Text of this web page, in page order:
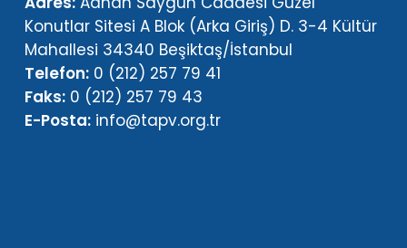
Konutlar Sitesi A Blok (Arka Giriş) D. 3-4 Kültür
Mahallesi 34340 Beşiktaş/İstanbul
Telefon: 0 (212) 257 79 41
Faks:0 (212) 257 79 43
E-Posta: info@tapv.org.tr